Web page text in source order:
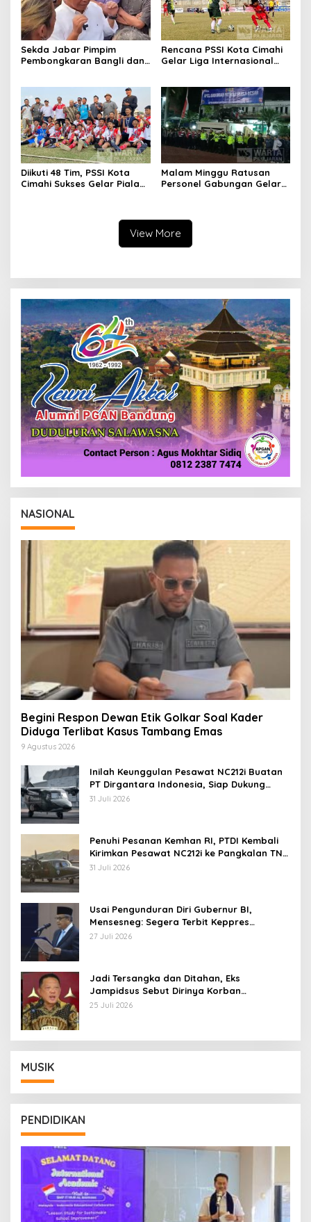
Sekda Jabar Pimpim
Pembongkaran Bangli dan
Rencana PSSI Kota Cimahi
Gelar Liga Internasional
Diikuti 48 Tim, PSSI Kota
Cimahi Sukses Gelar Piala
Malam Minggu Ratusan
Personel Gabungan Gelar
View More
NASIONAL
Begini Respon Dewan Etik Golkar Soal Kader
Diduga Terlibat Kasus Tambang Emas
9 Agustus 2026
Inilah Keunggulan Pesawat NC212i Buatan
PT Dirgantara Indonesia, Siap Dukung
Berbagai Operasi TNI
31 Juli 2026
Penuhi Pesanan Kemhan RI, PTDI Kembali
Kirimkan Pesawat NC212i ke Pangkalan TNI
AU
31 Juli 2026
Usai Pengunduran Diri Gubernur BI,
Mensesneg: Segera Terbit Keppres
Pemberhentian dengan Hormat
27 Juli 2026
Jadi Tersangka dan Ditahan, Eks
Jampidsus Sebut Dirinya Korban
Kriminalisasi
25 Juli 2026
MUSIK
PENDIDIKAN